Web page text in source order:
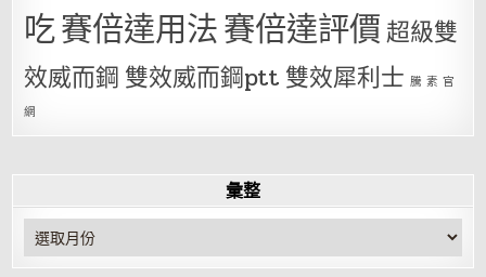
吃賽倍達用法賽倍達評價超級雙
效威而鋼 雙效威而鋼ptt 雙效犀利士 騰 素 官
網
彙整
彙
整